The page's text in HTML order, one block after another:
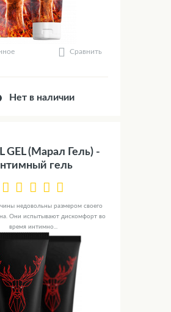
Сравнить
Нет в наличии
GEL (Марал Гель) -
гель
недовольны размером своего
Они испытывают дискомфорт во
время интимно...